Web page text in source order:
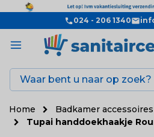
024 - 206 1340
Home Badkamer accessoires
Tupai handdoekhaakje